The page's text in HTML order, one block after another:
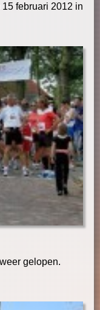
februari 2012 in
gelopen.